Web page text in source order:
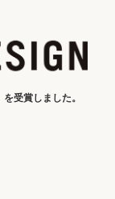
を受賞しました。